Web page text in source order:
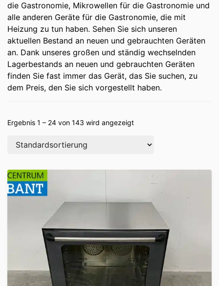
die Gastronomie, Mikrowellen für die Gastronomie und
alle anderen Geräte für die Gastronomie, die mit
Heizung zu tun haben. Sehen Sie sich unseren
aktuellen Bestand an neuen und gebrauchten Geräten
an. Dank unseres großen und ständig wechselnden
Lagerbestands an neuen und gebrauchten Geräten
finden Sie fast immer das Gerät, das Sie suchen, zu
dem Preis, den Sie sich vorgestellt haben.
Ergebnis 1 – 24 von 143 wird angezeigt